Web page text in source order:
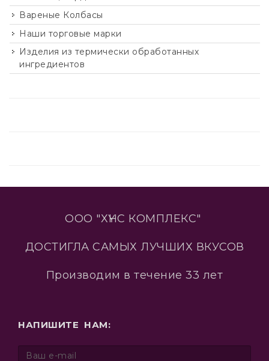
Вареные Колбасы
Наши торговые марки
Изделия из термически обработанных
ингредиентов
ООО "ХҮНС КОМПЛЕКС"
ДОСТИГЛА САМЫХ ЛУЧШИХ ВКУСОВ
Производим в течение 33 лет
НАПИШИТЕ НАМ: